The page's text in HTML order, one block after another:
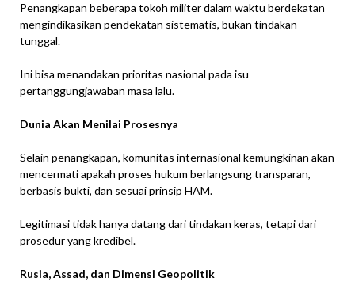
Penangkapan beberapa tokoh militer dalam waktu berdekatan
mengindikasikan pendekatan sistematis, bukan tindakan
tunggal.
Ini bisa menandakan prioritas nasional pada isu
pertanggungjawaban masa lalu.
Dunia Akan Menilai Prosesnya
Selain penangkapan, komunitas internasional kemungkinan akan
mencermati apakah proses hukum berlangsung transparan,
berbasis bukti, dan sesuai prinsip HAM.
Legitimasi tidak hanya datang dari tindakan keras, tetapi dari
prosedur yang kredibel.
Rusia, Assad, dan Dimensi Geopolitik